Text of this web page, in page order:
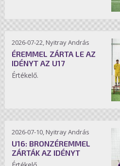
2026-07-22, Nyitray András
ÉREMMEL ZÁRTA LE AZ
IDÉNYT AZ U17
Értékelő.
2026-07-10, Nyitray András
U16: BRONZÉREMMEL
ZÁRTÁK AZ IDÉNYT